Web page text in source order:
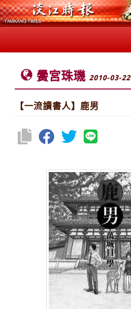
黌宮珠璣 2010-03-22
【一流讀書人】鹿男